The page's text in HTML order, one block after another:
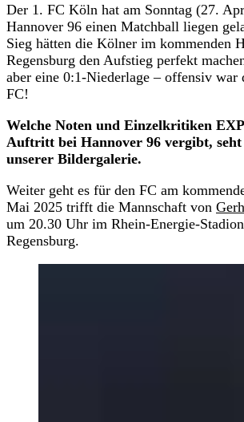
Der 1. FC Köln hat am Sonntag (27.
Hannover 96 einen Matchball liegen
Sieg hätten die Kölner im kommenden
Regensburg den Aufstieg perfekt
aber eine 0:1-Niederlage – offensiv war
FC!
Welche Noten und Einzelkritiken
Auftritt bei Hannover 96 vergibt,
unserer Bildergalerie.
Weiter geht es für den FC am
Mai 2025 trifft die Mannschaft von
um 20.30 Uhr im Rhein-Energie-
Regensburg.